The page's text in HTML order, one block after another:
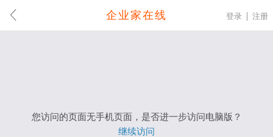
企业家在线 登录 注册
您访问的页面无手机页面，是否进一步访问电脑版？
继续访问